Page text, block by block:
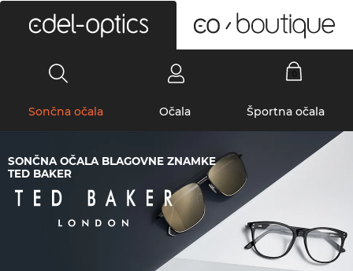
Sončna očala Očala Športna očala
SONČNA OČALA BLAGOVNE ZNAMKE
TED BAKER